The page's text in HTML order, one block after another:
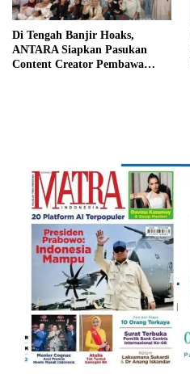
Di Tengah Banjir Hoaks,
ANTARA Siapkan Pasukan
Content Creator Pembawa